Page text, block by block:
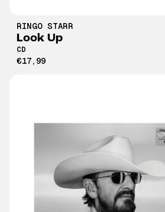
RINGO STARR
Look Up
CD
€17,99